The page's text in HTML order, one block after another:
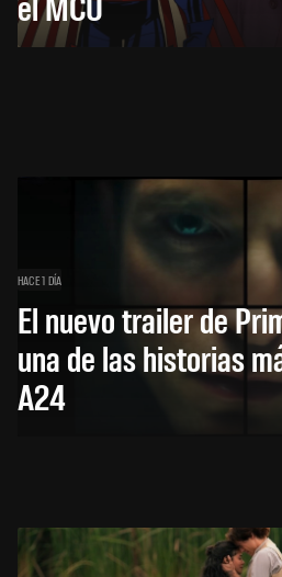
HACE 1 DÍA
El nuevo trailer de
una de las historias
A24